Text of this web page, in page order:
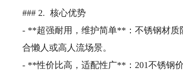
### 2. 核心优势
- **超强耐用，维护简单**：不锈钢材质
合懒人或高人流场景。
- **性价比高，适配性广**：201不锈钢